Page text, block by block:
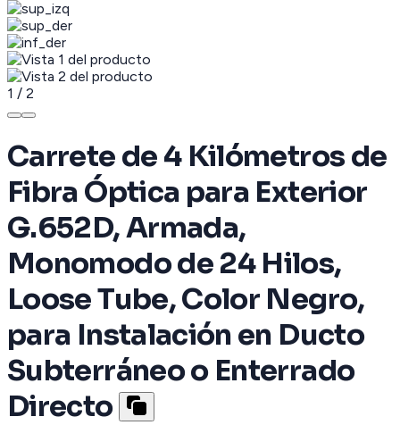
1 / 2
Carrete de 4 Kilómetros de
Fibra Óptica para Exterior
G.652D, Armada,
Monomodo de 24 Hilos,
Loose Tube, Color Negro,
para Instalación en Ducto
Subterráneo o Enterrado
Directo